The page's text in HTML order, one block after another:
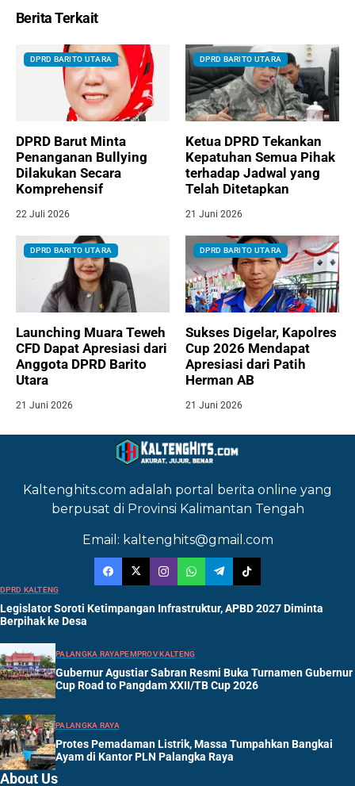
Berita Terkait
DPRD BARITO UTARA
DPRD Barut Minta
Penanganan Bullying
Dilakukan Secara
Komprehensif
22 Juli 2026
DPRD BARITO UTARA
Ketua DPRD Tekankan
Kepatuhan Semua Pihak
terhadap Jadwal yang
Telah Ditetapkan
21 Juni 2026
DPRD BARITO UTARA
Launching Muara Teweh
CFD Dapat Apresiasi dari
Anggota DPRD Barito
Utara
21 Juni 2026
DPRD BARITO UTARA
Sukses Digelar, Kapolres
Cup 2026 Mendapat
Apresiasi dari Patih
Herman AB
21 Juni 2026
Kaltenghits.com adalah portal berita online yang
berpusat di Provinsi Kalimantan Tengah
Email: kaltenghits@gmail.com
DPRD KALTENG
Legislator Soroti Ketimpangan Infrastruktur, APBD 2027 Diminta
Berpihak ke Desa
PALANGKA RAYAPEMPROV KALTENG
Gubernur Agustiar Sabran Resmi Buka Turnamen Gubernur
Cup Road to Pangdam XXII/TB Cup 2026
PALANGKA RAYA
Protes Pemadaman Listrik, Massa Tumpahkan Bangkai
Ayam di Kantor PLN Palangka Raya
About Us